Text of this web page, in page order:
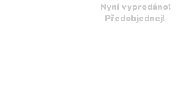
Nyní vyprodáno!
Předobjednej!